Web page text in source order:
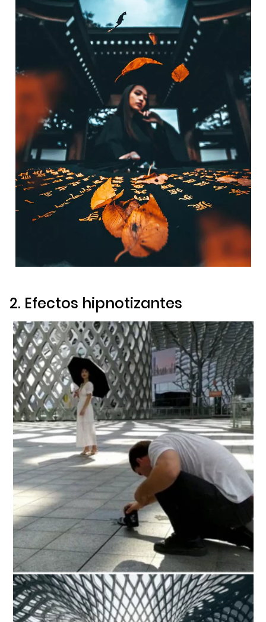
2. Efectos hipnotizantes